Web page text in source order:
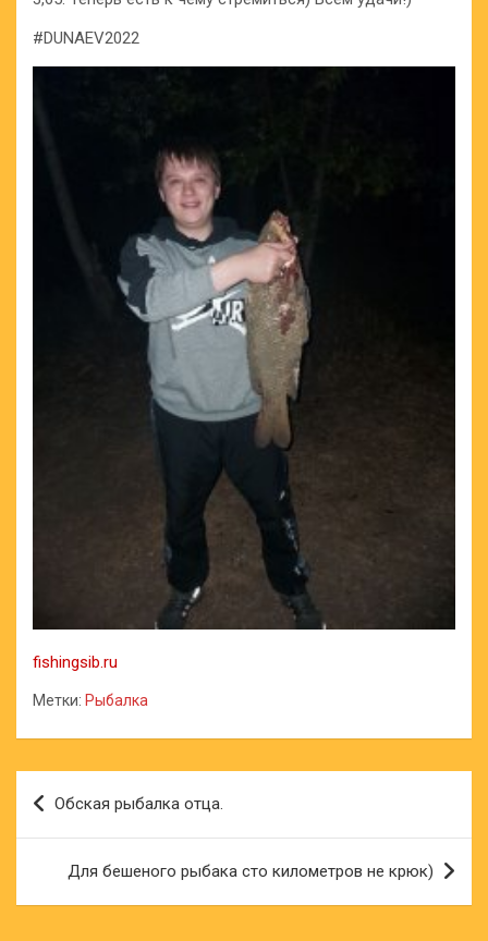
#DUNAEV2022
fishingsib.ru
Метки: Рыбалка
Навигация
по
записям
Обская рыбалка отца.
Для бешеного рыбака сто километров не крюк)